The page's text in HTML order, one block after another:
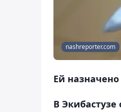
nashreporter.com
Ей
В